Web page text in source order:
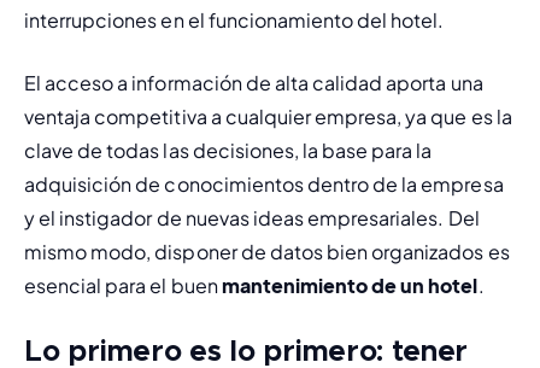
interrupciones en el funcionamiento del hotel.
El acceso a información de alta calidad aporta una
ventaja competitiva a cualquier empresa, ya que es la
clave de todas las decisiones, la base para la
adquisición de conocimientos dentro de la empresa
y el instigador de nuevas ideas empresariales. Del
mismo modo, disponer de datos bien organizados es
esencial para el buen mantenimiento de un hotel.
Lo primero es lo primero: tener